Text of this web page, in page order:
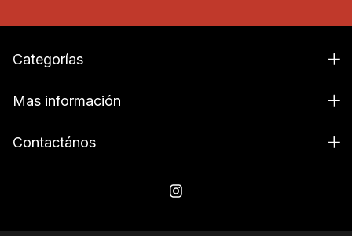
Categorías
Mas información
Contactános